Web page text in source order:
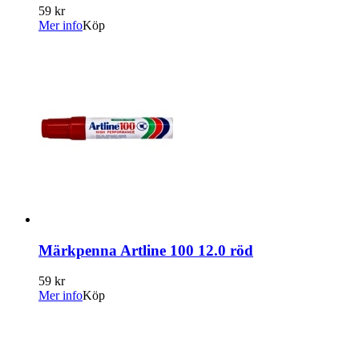
59 kr
Mer infoKöp
Märkpenna Artline 100 12.0 röd
59 kr
Mer infoKöp